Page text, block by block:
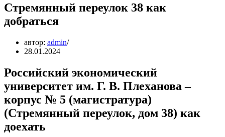
Стремянный переулок 38 как
добраться
автор: admin
28.01.2024
Российский экономический
университет им. Г. В. Плеханова –
корпус № 5 (магистратура)
(Стремянный переулок, дом 38) как
доехать